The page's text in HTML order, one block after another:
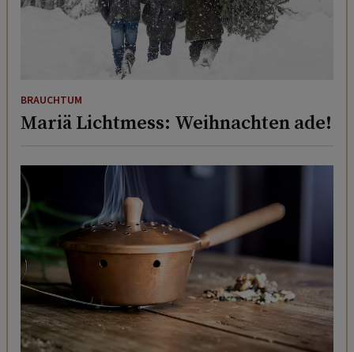
BRAUCHTUM
Mariä Lichtmess: Weihnachten ade!